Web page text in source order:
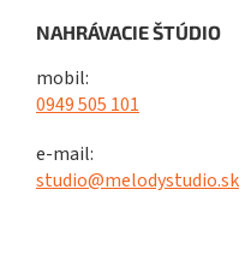
NAHRÁVACIE ŠTÚDIO
mobil:
0949 505 101
e-mail:
studio@melodystudio.sk